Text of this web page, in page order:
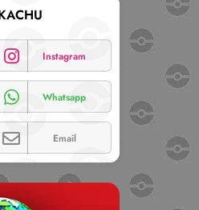
Instagram
Whatsapp
Email